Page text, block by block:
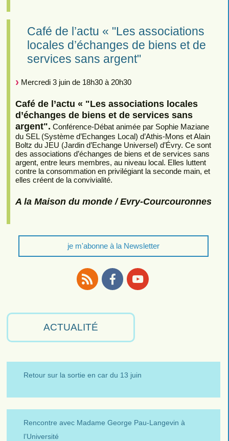
Café de l’actu « "Les associations
locales d’échanges de biens et de
services sans argent"
Mercredi 3 juin de 18h30 à 20h30
Café de l’actu « "Les associations locales
d’échanges de biens et de services sans
argent". Conférence-Débat animée par Sophie Maziane
du SEL (Système d’Echanges Local) d’Athis-Mons et Alain
Boltz du JEU (Jardin d’Echange Universel) d’Évry. Ce sont
des associations d’échanges de biens et de services sans
argent, entre leurs membres, au niveau local. Elles luttent
contre la consommation en privilégiant la seconde main, et
elles créent de la convivialité.
A la Maison du monde / Evry-Courcouronnes
je m'abonne à la Newsletter
ACTUALITÉ
Retour sur la sortie en car du 13 juin
Rencontre avec Madame George Pau-Langevin à
l’Université